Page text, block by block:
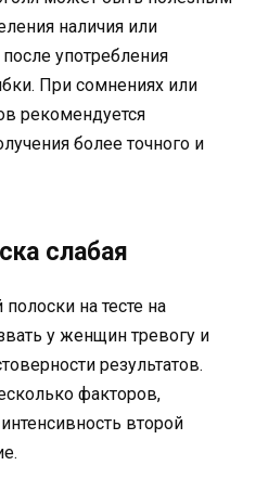
наличия или
употребления
При сомнениях или
рекомендуется
более точного и
слабая
на тесте на
у женщин тревогу и
результатов.
факторов,
второй